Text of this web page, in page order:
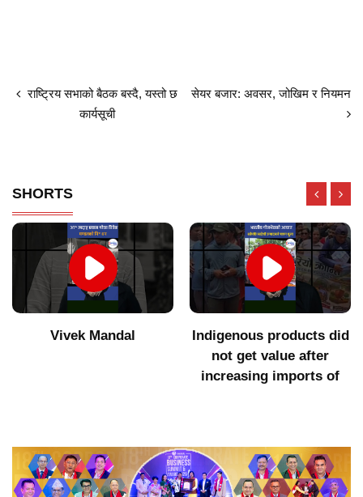
राष्ट्रिय सभाको बैठक बस्दै, यस्तो छ
कार्यसूची
सेयर बजार: अवसर, जोखिम र नियमन
SHORTS
Vivek Mandal
Indigenous products did
not get value after
increasing imports of